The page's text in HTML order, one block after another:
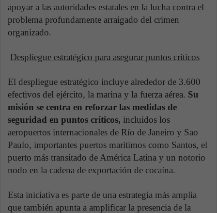
apoyar a las autoridades estatales en la lucha contra el
problema profundamente arraigado del crimen
organizado.
Despliegue estratégico para asegurar puntos críticos
El despliegue estratégico incluye alrededor de 3.600
efectivos del ejército, la marina y la fuerza aérea. Su
misión se centra en reforzar las medidas de
seguridad en puntos críticos, incluidos los
aeropuertos internacionales de Río de Janeiro y Sao
Paulo, importantes puertos marítimos como Santos, el
puerto más transitado de América Latina y un notorio
nodo en la cadena de exportación de cocaína.
Esta iniciativa es parte de una estrategia más amplia
que también apunta a amplificar la presencia de la